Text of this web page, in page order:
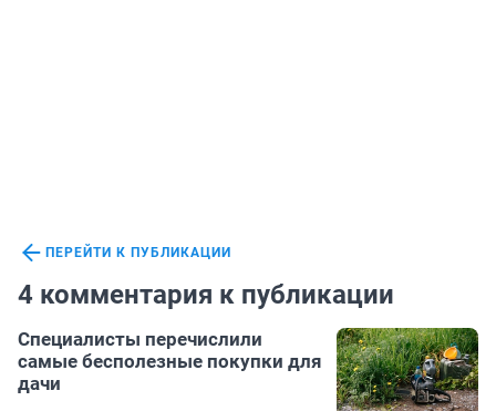
ПЕРЕЙТИ К ПУБЛИКАЦИИ
4 комментария к публикации
Специалисты перечислили
самые бесполезные покупки для
дачи